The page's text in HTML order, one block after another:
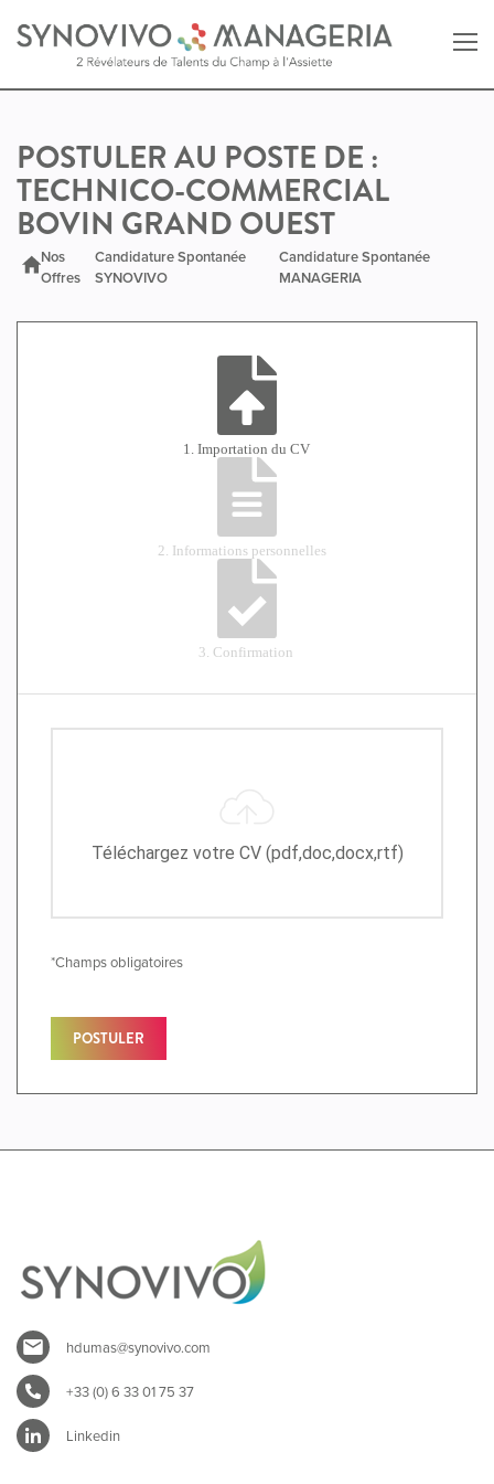
Retour au site MANAGERIA
POSTULER AU POSTE DE :
TECHNICO-COMMERCIAL
BOVIN GRAND OUEST
Nos
Offres
Candidature Spontanée
SYNOVIVO
Candidature Spontanée
MANAGERIA
Téléchargez votre CV (pdf,doc,docx,rtf)
*Champs obligatoires
POSTULER
hdumas@synovivo.com
+33 (0) 6 33 01 75 37
Linkedin